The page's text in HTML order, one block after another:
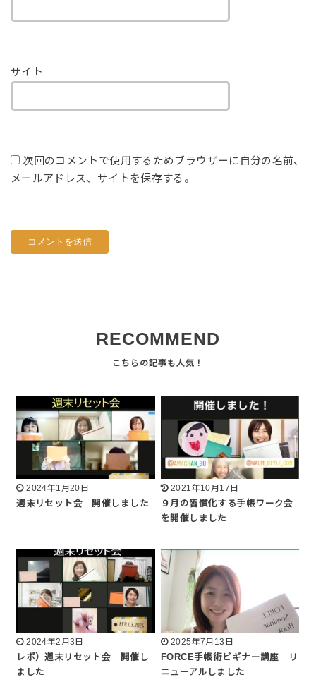
サイト
次回のコメントで使用するためブラウザーに自分の名前、
メールアドレス、サイトを保存する。
RECOMMEND
2024年1月20日
週末リセット会 開催しました
2021年10月17日
９月の習慣化する手帳ワーク会
を開催しました
2024年2月3日
レポ）週末リセット会 開催し
ました
2025年7月13日
FORCE手帳術ビギナー講座 リ
ニューアルしました